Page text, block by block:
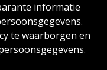
informatie
te waarborgen en